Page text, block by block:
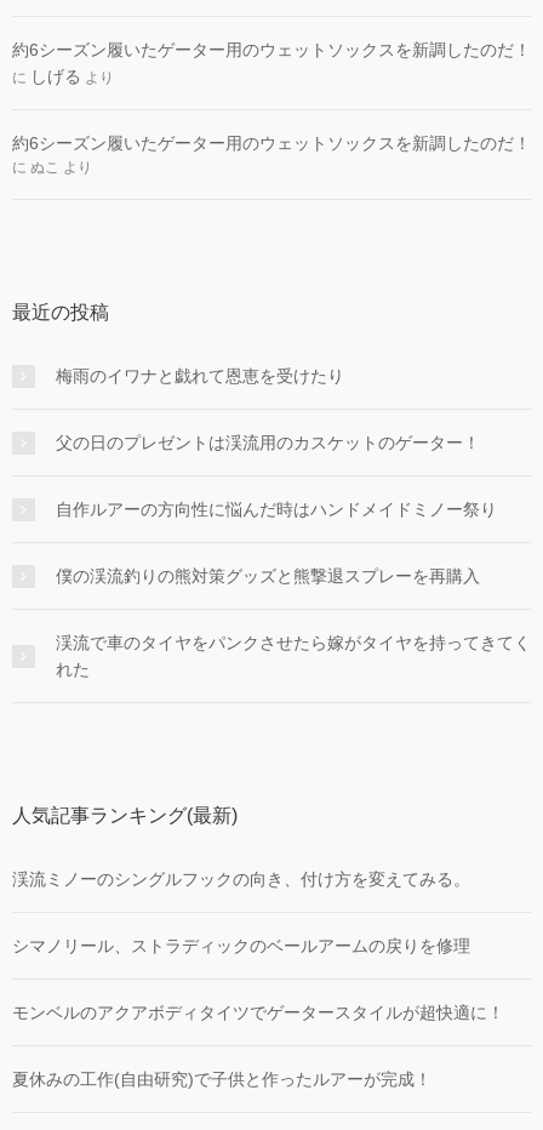
約6シーズン履いたゲーター用のウェットソックスを新調したのだ！
に しげる より
約6シーズン履いたゲーター用のウェットソックスを新調したのだ！
に ぬこ より
最近の投稿
梅雨のイワナと戯れて恩恵を受けたり
父の日のプレゼントは渓流用のカスケットのゲーター！
自作ルアーの方向性に悩んだ時はハンドメイドミノー祭り
僕の渓流釣りの熊対策グッズと熊撃退スプレーを再購入
渓流で車のタイヤをパンクさせたら嫁がタイヤを持ってきてく
れた
人気記事ランキング(最新)
渓流ミノーのシングルフックの向き、付け方を変えてみる。
シマノリール、ストラディックのベールアームの戻りを修理
モンベルのアクアボディタイツでゲータースタイルが超快適に！
夏休みの工作(自由研究)で子供と作ったルアーが完成！